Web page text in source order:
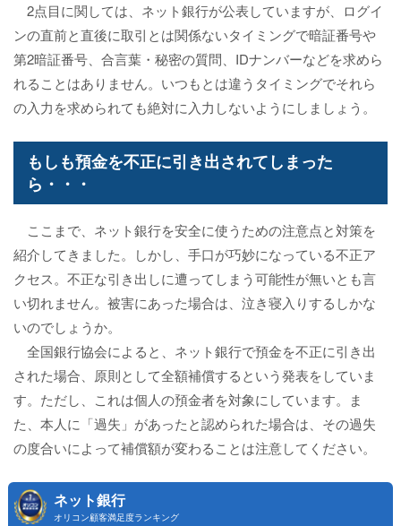
2点目に関しては、ネット銀行が公表していますが、ログイ
ンの直前と直後に取引とは関係ないタイミングで暗証番号や
第2暗証番号、合言葉・秘密の質問、IDナンバーなどを求めら
れることはありません。いつもとは違うタイミングでそれら
の入力を求められても絶対に入力しないようにしましょう。
もしも預金を不正に引き出されてしまった
ら・・・
ここまで、ネット銀行を安全に使うための注意点と対策を
紹介してきました。しかし、手口が巧妙になっている不正ア
クセス。不正な引き出しに遭ってしまう可能性が無いとも言
い切れません。被害にあった場合は、泣き寝入りするしかな
いのでしょうか。
全国銀行協会によると、ネット銀行で預金を不正に引き出
された場合、原則として全額補償するという発表をしていま
す。ただし、これは個人の預金者を対象にしています。ま
た、本人に「過失」があったと認められた場合は、その過失
の度合いによって補償額が変わることは注意してください。
ネット銀行
オリコン顧客満足度ランキング